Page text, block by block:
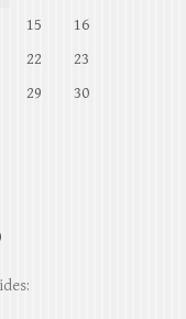
15
16
22
23
29
30